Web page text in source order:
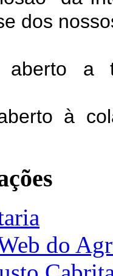
dos
a
à
do